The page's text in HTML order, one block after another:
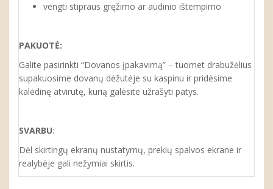
vengti stipraus gręžimo ar audinio ištempimo
PAKUOTĖ:
Galite pasirinkti “Dovanos įpakavimą” – tuomet drabužėlius
supakuosime dovanų dėžutėje su kaspinu ir pridėsime
kalėdinę atvirutę, kurią galėsite užrašyti patys.
SVARBU:
Dėl skirtingų ekranų nustatymų, prekių spalvos ekrane ir
realybėje gali nežymiai skirtis.